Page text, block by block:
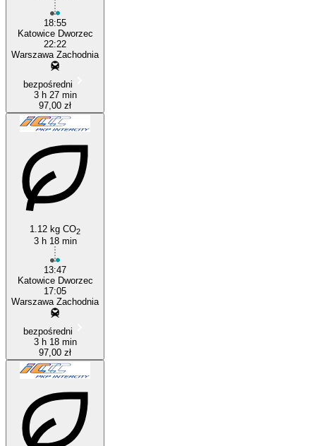
18:55
Katowice Dworzec
22:22
Warszawa Zachodnia
bezpośredni
3 h 27 min
97,00 zł
1.12 kg CO2
3 h 18 min
13:47
Katowice Dworzec
17:05
Warszawa Zachodnia
bezpośredni
3 h 18 min
97,00 zł